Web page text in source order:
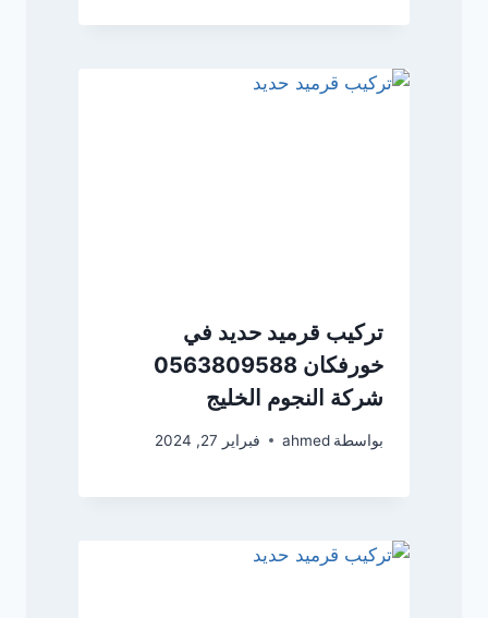
تركيب قرميد حديد في
خورفكان 0563809588
شركة النجوم الخليج
بواسطة ahmed فبراير 27, 2024